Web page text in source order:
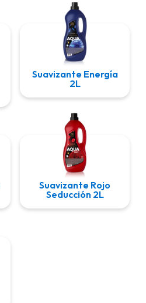
Suavizante Energía
2L
Suavizante Rojo
Seducción 2L